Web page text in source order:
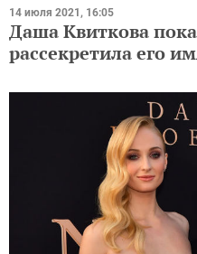
14 июля 2021, 16:05
Даша Квиткова
рассекретила его